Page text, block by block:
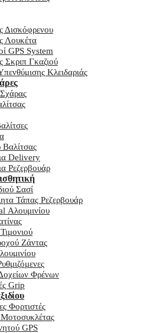
Δισκόφρενου
Λουκέτα
GPS System
Σκριπ Γκαζιού
Κλειδαριάς
Σχάρας
Delivery
Ρεζερβουάρ
Σασί
Τάπας Ρεζερβουάρ
Αλουμινίου
Ζάντας
Φρένων
Grip
Φορτιστές
GPS